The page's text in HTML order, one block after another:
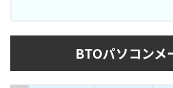
BTOパソコンメ